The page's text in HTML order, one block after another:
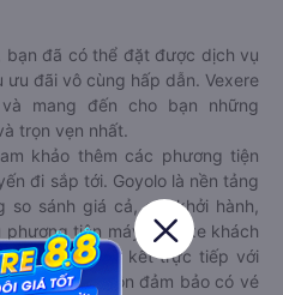
bạn đã có thể đặt được dịch vụ
ưu đãi vô cùng hấp dẫn. Vexere
mang đến cho bạn những
trọn vẹn nhất.
khảo thêm các phương tiện
đi sắp tới. Goyolo là nền tảng
sánh giá cả, giờ khởi hành,
tiện máy bay, xe khách
được liên kết trực tiếp với
tàu hoả, luôn đảm bảo có vé